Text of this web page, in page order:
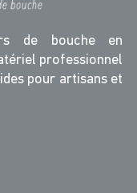
de bouche en
professionnel
pour artisans et